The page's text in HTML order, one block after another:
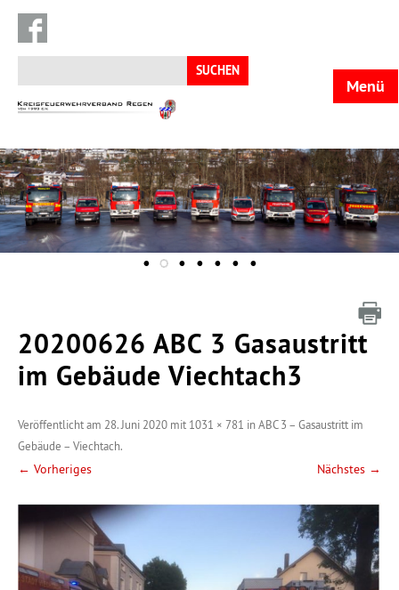
Suchen
nach:
KFV
Menü
20200626 ABC 3 Gasaustritt
im Gebäude Viechtach3
Veröffentlicht am 28. Juni 2020 mit 1031 × 781 inABC 3 – Gasaustritt im
Gebäude – Viechtach.
← Vorheriges Nächstes →